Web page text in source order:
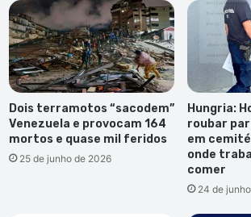
Dois terramotos “sacodem”
Venezuela e provocam 164
mortos e quase mil feridos
25 de junho de 2026
Hungria:
roubar
em
onde
comer
24 de